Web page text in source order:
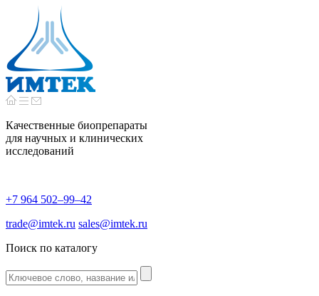
Качественные биопрепараты
для научных и клинических
исследований
+7 964 502–99–42
trade@imtek.ru sales@imtek.ru
Поиск по каталогу